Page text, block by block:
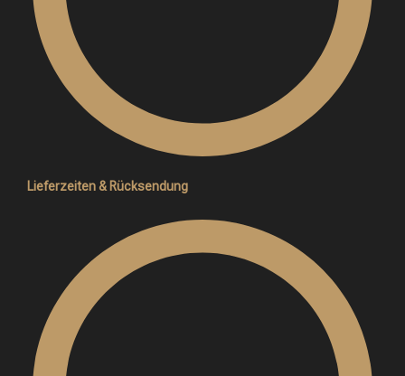
Lieferzeiten & Rücksendung